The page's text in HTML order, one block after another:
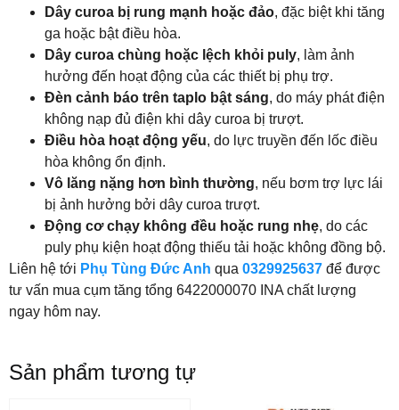
Dây curoa bị rung mạnh hoặc đảo, đặc biệt khi tăng
ga hoặc bật điều hòa.
Dây curoa chùng hoặc lệch khỏi puly, làm ảnh
hưởng đến hoạt động của các thiết bị phụ trợ.
Đèn cảnh báo trên taplo bật sáng, do máy phát điện
không nạp đủ điện khi dây curoa bị trượt.
Điều hòa hoạt động yếu, do lực truyền đến lốc điều
hòa không ổn định.
Vô lăng nặng hơn bình thường, nếu bơm trợ lực lái
bị ảnh hưởng bởi dây curoa trượt.
Động cơ chạy không đều hoặc rung nhẹ, do các
puly phụ kiện hoạt động thiếu tải hoặc không đồng bộ.
Liên hệ tới Phụ Tùng Đức Anh qua 0329925637 để được
tư vấn mua cụm tăng tổng 6422000070 INA chất lượng
ngay hôm nay.
Sản phẩm tương tự